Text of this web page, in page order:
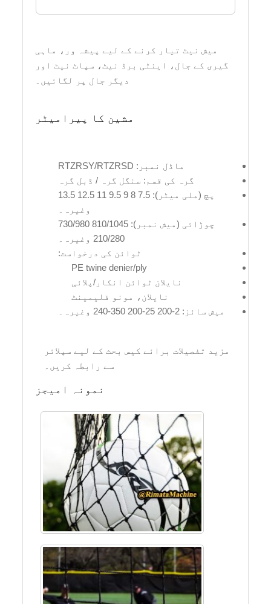
میش نیٹ تیار کرنے کے لیے پیشہ ور، ماہی
گیری کے جال، اینٹی برڈ نیٹ، سپاٹ نیٹ اور
دیگر جال پر لگائیں۔
مشین کا پیرامیٹر
ماڈل نمبر: RTZRSY/RTZRSD
گرہ کی قسم: سنگل گرہ / ڈبل گرہ
پچ (ملی میٹر): 7.5 8 9 9.5 11 12.5 13.5
وغیرہ۔
چوڑائی (میش نمبر): 810/1045 730/980
210/280 وغیرہ۔
ٹوائن کی درخواست:
PE twine denier/ply
نایلان ٹوائن انکار/پلائی
نایلان، مونو فلیمینٹ
میش سائز: 2-200 25-200 350-240 وغیرہ۔
مزید تفصیلات برائے کیس بحث کے لیے سپلائر
سے رابطہ کریں۔
نمونہ امیجز